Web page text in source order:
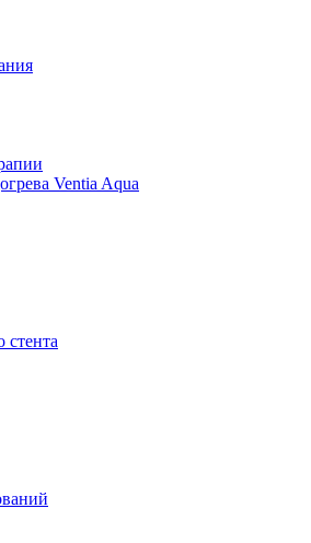
Ventia Aqua
стента